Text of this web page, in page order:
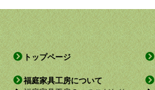
トップページ
福庭家具工房について